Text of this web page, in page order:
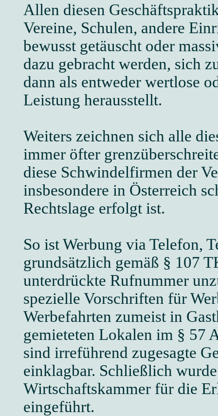
Allen diesen
Vereine, Schulen, andere
bewusst getäuscht oder
dazu gebracht werden, sich
dann als entweder wertlose
Leistung herausstellt.
Weiters zeichnen sich alle
immer öfter
diese Schwindelfirmen der
insbesondere in Österreich
Rechtslage erfolgt ist.
So ist Werbung via Telefon,
grundsätzlich gemäß § 107
unterdrückte Rufnummer
spezielle Vorschriften für
Werbefahrten zumeist in
gemieteten Lokalen im § 57
sind irreführend zugesagte
einklagbar. Schließlich
Wirtschaftskammer für die
eingeführt.